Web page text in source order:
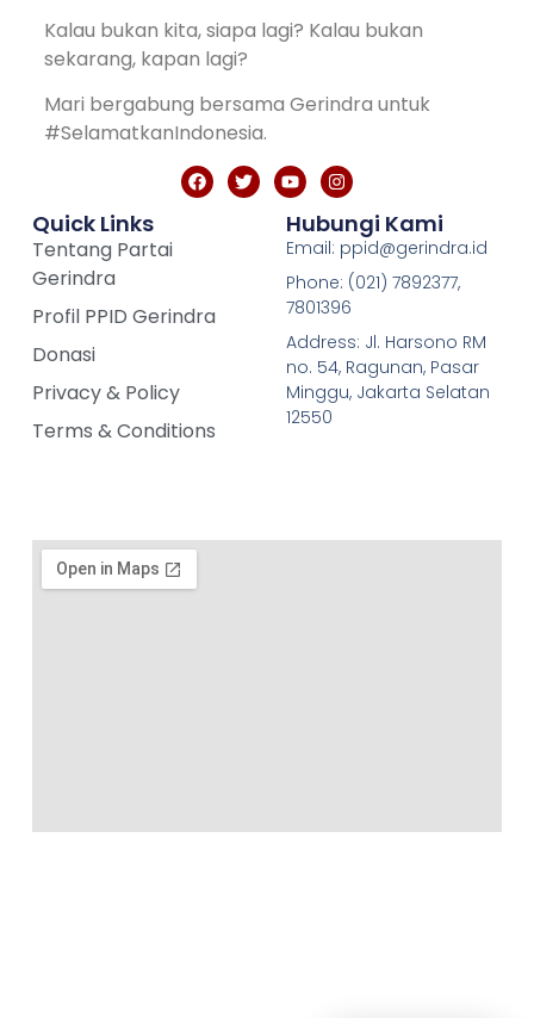
Kalau bukan kita, siapa lagi? Kalau bukan
sekarang, kapan lagi?
Mari bergabung bersama Gerindra untuk
#SelamatkanIndonesia.
Quick Links
Tentang Partai
Gerindra
Profil PPID Gerindra
Donasi
Privacy & Policy
Terms & Conditions
Hubungi Kami
Email: ppid@gerindra.id
Phone: (021) 7892377,
7801396
Address: Jl. Harsono RM
no. 54, Ragunan, Pasar
Minggu, Jakarta Selatan
12550